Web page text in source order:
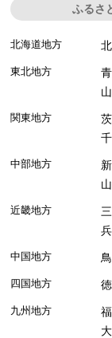
ふるさ
北海道地方
東北地方
関東地方
中部地方
近畿地方
中国地方
四国地方
九州地方